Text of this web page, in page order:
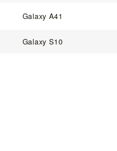
Galaxy A41
Galaxy S10